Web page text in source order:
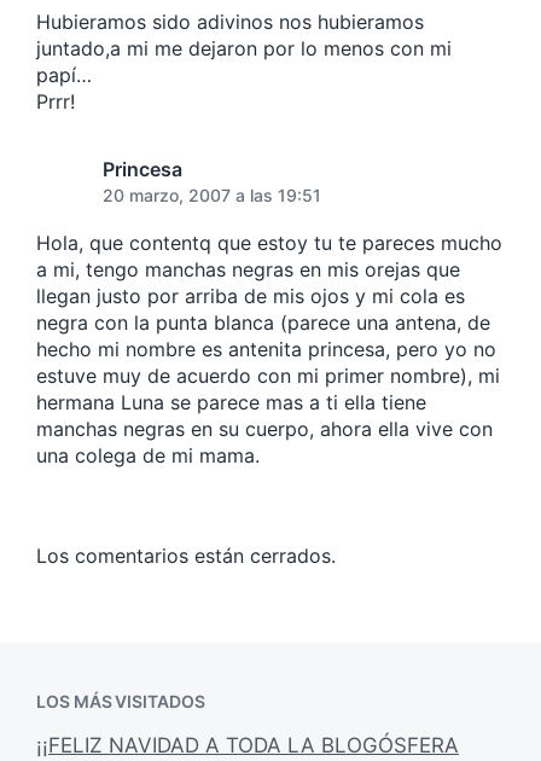
Hubieramos sido adivinos nos hubieramos
juntado,a mi me dejaron por lo menos con mi
papí…
Prrr!
Princesa
20 marzo, 2007 a las 19:51
Hola, que contentq que estoy tu te pareces mucho
a mi, tengo manchas negras en mis orejas que
llegan justo por arriba de mis ojos y mi cola es
negra con la punta blanca (parece una antena, de
hecho mi nombre es antenita princesa, pero yo no
estuve muy de acuerdo con mi primer nombre), mi
hermana Luna se parece mas a ti ella tiene
manchas negras en su cuerpo, ahora ella vive con
una colega de mi mama.
Los comentarios están cerrados.
LOS MÁS VISITADOS
¡¡FELIZ NAVIDAD A TODA LA BLOGÓSFERA